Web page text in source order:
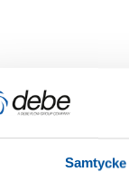
Samtycke